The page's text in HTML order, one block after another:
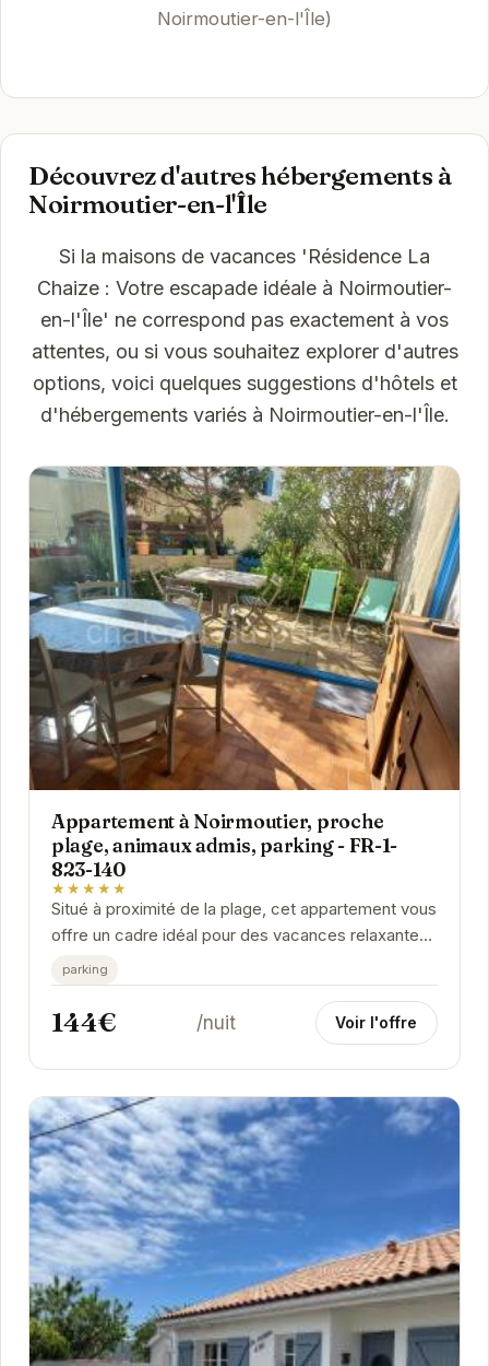
Noirmoutier-en-l'Île)
Découvrez d'autres hébergements à
Noirmoutier-en-l'Île
Si la maisons de vacances 'Résidence La
Chaize : Votre escapade idéale à Noirmoutier-
en-l'Île' ne correspond pas exactement à vos
attentes, ou si vous souhaitez explorer d'autres
options, voici quelques suggestions d'hôtels et
d'hébergements variés à Noirmoutier-en-l'Île.
Appartement à Noirmoutier, proche
plage, animaux admis, parking - FR-1-
823-140
★★★★★
Situé à proximité de la plage, cet appartement vous
offre un cadre idéal pour des vacances relaxantes
à Noirmoutier. Accueillant les animaux de...
parking
144€ /nuit Voir l'offre